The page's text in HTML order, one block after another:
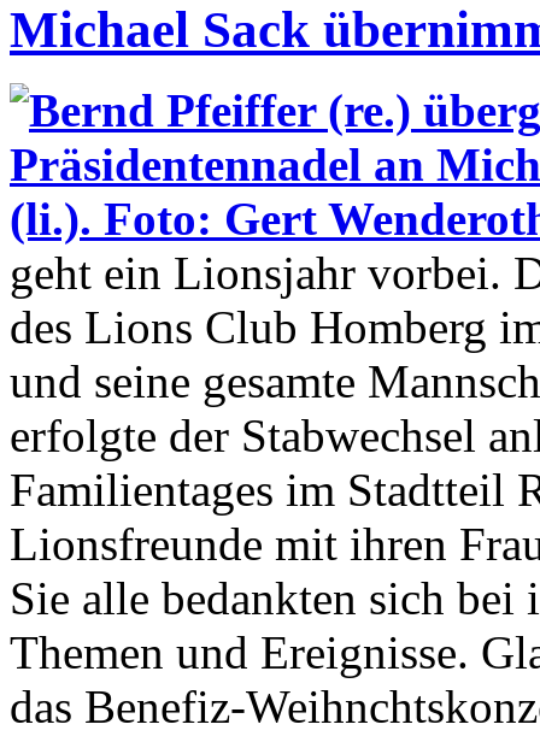
Michael Sack
geht ein Lionsjahr vorbei.
des Lions Club Homberg
und seine gesamte
erfolgte der Stabwechsel
Familientages im Stadtteil
Lionsfreunde mit ihren
Sie alle bedankten sich
Themen und Ereignisse.
das Benefiz-